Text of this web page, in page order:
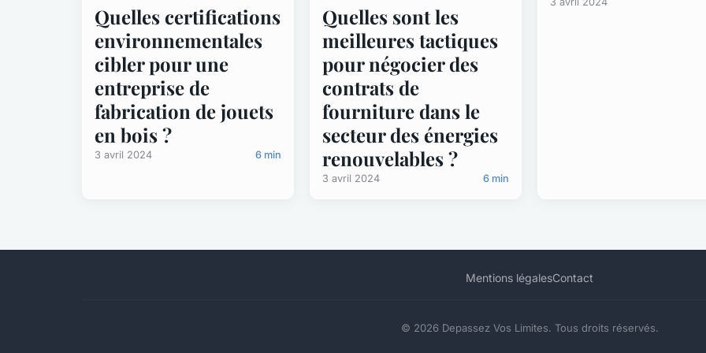
Quelles certifications
environnementales
cibler pour une
entreprise de
fabrication de jouets
en bois ?
3 avril 2024 6 min
Quelles sont les
meilleures tactiques
pour négocier des
contrats de
fourniture dans le
secteur des énergies
renouvelables ?
3 avril 2024 6 min
Mentions légalesContact
© 2026 Depassez Vos Limites. Tous droits réservés.